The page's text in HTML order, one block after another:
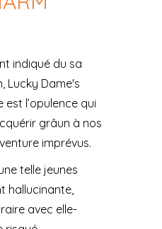
indiqué du sa
Lucky Dame's
est l’opulence qui
grâun à nos
imprévus.
telle jeunes
hallucinante,
avec elle-